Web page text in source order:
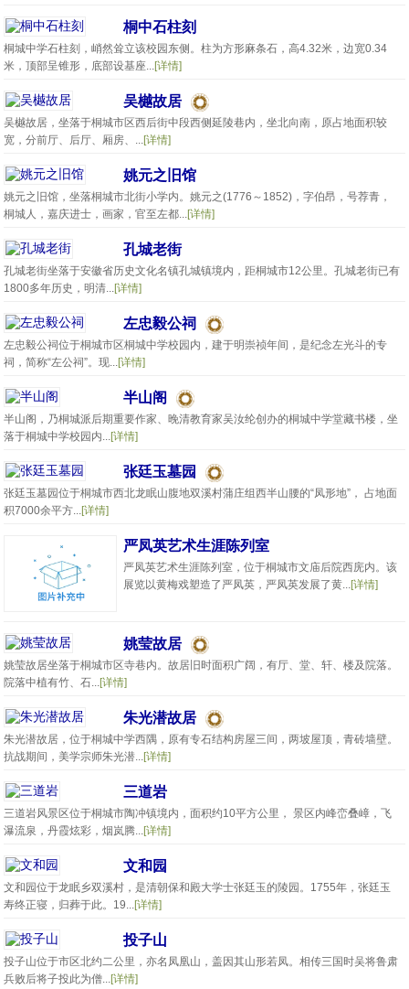
桐中石柱刻
桐城中学石柱刻，峭然耸立该校园东侧。柱为方形麻条石，高4.32米，边宽0.34
米，顶部呈锥形，底部设基座...[详情]
吴樾故居
吴樾故居，坐落于桐城市区西后街中段西侧延陵巷内，坐北向南，原占地面积较
宽，分前厅、后厅、厢房、...[详情]
姚元之旧馆
姚元之旧馆，坐落桐城市北街小学内。姚元之(1776～1852)，字伯昂，号荐青，
桐城人，嘉庆进士，画家，官至左都...[详情]
孔城老街
孔城老街坐落于安徽省历史文化名镇孔城镇境内，距桐城市12公里。孔城老街已有
1800多年历史，明清...[详情]
左忠毅公祠
左忠毅公祠位于桐城市区桐城中学校园内，建于明崇祯年间，是纪念左光斗的专
祠，简称“左公祠”。现...[详情]
半山阁
半山阁，乃桐城派后期重要作家、晚清教育家吴汝纶创办的桐城中学堂藏书楼，坐
落于桐城中学校园内...[详情]
张廷玉墓园
张廷玉墓园位于桐城市西北龙眠山腹地双溪村蒲庄组西半山腰的“凤形地”， 占地面
积7000余平方...[详情]
严凤英艺术生涯陈列室
严凤英艺术生涯陈列室，位于桐城市文庙后院西庑内。该
展览以黄梅戏塑造了严凤英，严凤英发展了黄...[详情]
姚莹故居
姚莹故居坐落于桐城市区寺巷内。故居旧时面积广阔，有厅、堂、轩、楼及院落。
院落中植有竹、石...[详情]
朱光潜故居
朱光潜故居，位于桐城中学西隅，原有专石结构房屋三间，两坡屋顶，青砖墙壁。
抗战期间，美学宗师朱光潜...[详情]
三道岩
三道岩风景区位于桐城市陶冲镇境内，面积约10平方公里， 景区内峰峦叠嶂，飞
瀑流泉，丹霞炫彩，烟岚腾...[详情]
文和园
文和园位于龙眠乡双溪村，是清朝保和殿大学士张廷玉的陵园。1755年，张廷玉
寿终正寝，归葬于此。19...[详情]
投子山
投子山位于市区北约二公里，亦名凤凰山，盖因其山形若凤。相传三国时吴将鲁肃
兵败后将子投此为僧...[详情]